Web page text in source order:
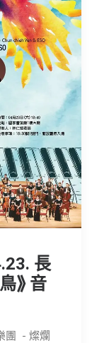
長
⟫ 音
團 - 燦爛